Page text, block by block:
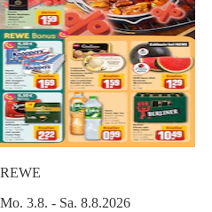
REWE
Mo. 3.8. - Sa. 8.8.2026